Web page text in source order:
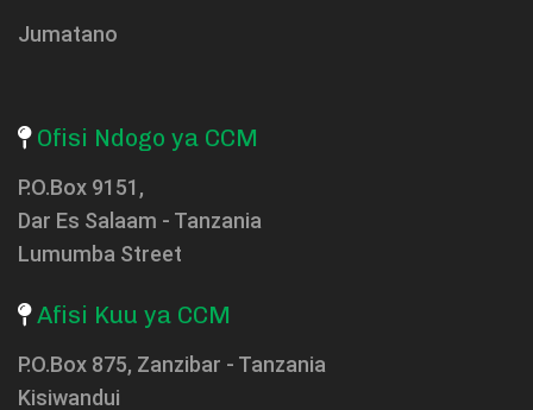
Jumatano
Ofisi Ndogo ya CCM
P.O.Box 9151,
Dar Es Salaam - Tanzania
Lumumba Street
Afisi Kuu ya CCM
P.O.Box 875, Zanzibar - Tanzania
Kisiwandui